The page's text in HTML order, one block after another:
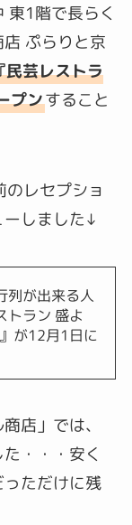
東1階で長らく
ぷらりと京
民芸レストラ
プンすること
レセプショ
しました↓
列が出来る人
トラン 盛よ
が12月1日に
店」では、
・・・安く
ただけに残